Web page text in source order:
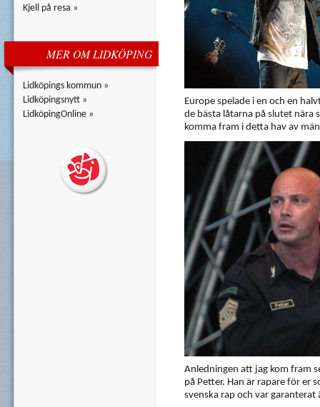
Kjell på resa »
MER OM LIDKÖPING
Lidköpings kommun »
Lidköpingsnytt »
LidköpingOnline »
Europe spelade i en och en
de bästa låtarna på slutet nära
komma fram i detta hav av
Anledningen att jag kom fram
på Petter. Han är rapare för er
svenska rap och var garanterat